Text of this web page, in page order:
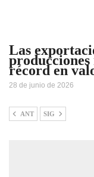
Las
récord en
28 de junio de 2026
ANT SIG